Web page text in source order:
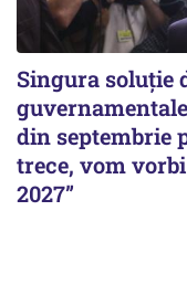
Singura soluție
din septembrie
trece, vom
2027”